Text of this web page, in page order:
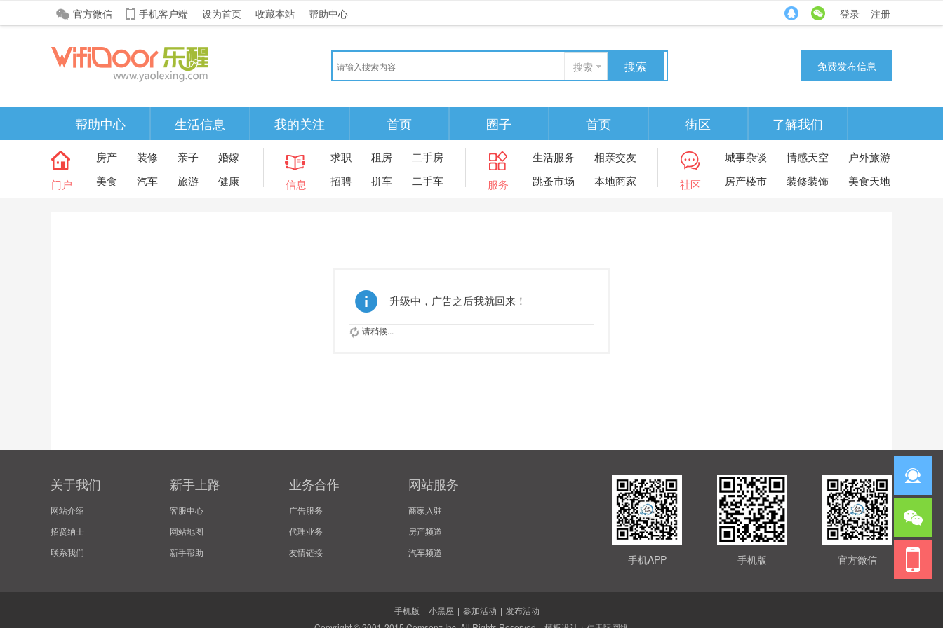
官方微信 手机客户端 设为首页 收藏本站 帮助中心 登录 注册
搜索 搜索 免费发布信息
帮助中心 生活信息 我的关注 首页 圈子 首页 街区 了解我们
门户
房产 装修 亲子
婚嫁
美食
汽车 旅游 健康 信息
求职 租房
二手房
招聘
拼车 二手车 服务
生活服务
相亲交友
跳蚤市场
本地商家 社区
城事杂谈 情感天空
户外旅游
房产楼市
装修装饰 美食天地
升级中，广告之后我就回来！
请稍候...
关于我们
网站介绍
招贤纳士
联系我们
新手上路
客服中心
网站地图
新手帮助
业务合作
广告服务
代理业务
友情链接
网站服务
商家入驻
房产频道
汽车频道
官方微信
手机版
手机APP
手机版 | 小黑屋 | 参加活动 | 发布活动 |